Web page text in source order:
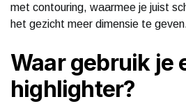
met contouring, waarmee je juist
het gezicht meer dimensie te
Waar gebruik je
highlighter?